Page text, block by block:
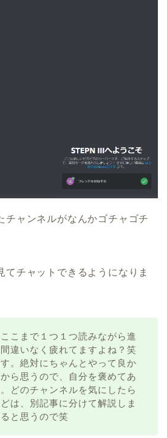
チャンネルがなんかゴチャゴチ
てチャットできるようになりま
こまで１つ１つ読みながら進
違いなく疲れてますよね？笑
。絶対にちゃんとやって良か
ら思うので、自分を褒めてあ
どのチャンネルを気にしたら
は、別記事に分けて解説しま
と思うので笑